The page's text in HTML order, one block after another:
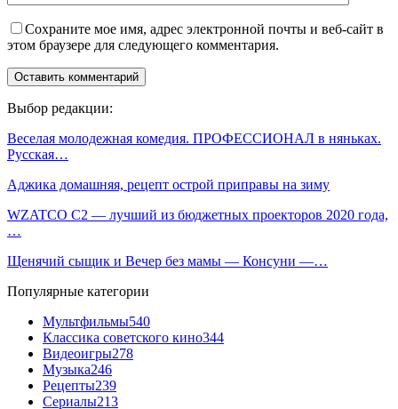
Сохраните мое имя, адрес электронной почты и веб-сайт в
этом браузере для следующего комментария.
Выбор редакции:
Веселая молодежная комедия. ПРОФЕССИОНАЛ в няньках.
Русская…
Аджика домашняя, рецепт острой приправы на зиму
WZATCO C2 — лучший из бюджетных проекторов 2020 года,
…
Щенячий сыщик и Вечер без мамы — Консуни —…
Популярные категории
Мультфильмы540
Классика советского кино344
Видеоигры278
Музыка246
Рецепты239
Сериалы213